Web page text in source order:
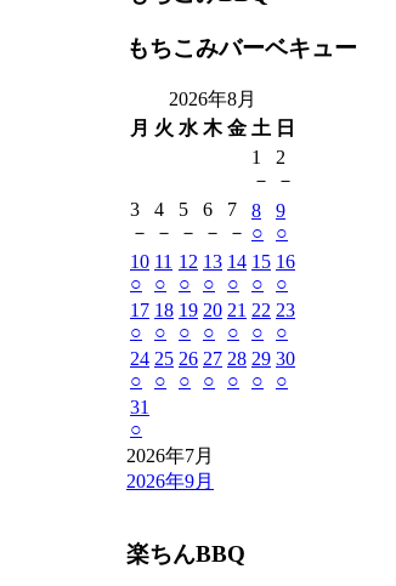
もちこみバーベキュー
2026年8月
月 火 水 木 金 土 日
1
－
2
－
3
－
4
－
5
－
6
－
7
－
8
○
9
○
10
○
11
○
12
○
13
○
14
○
15
○
16
○
17
○
18
○
19
○
20
○
21
○
22
○
23
○
24
○
25
○
26
○
27
○
28
○
29
○
30
○
31
○
2026年7月
2026年9月
楽ちんBBQ